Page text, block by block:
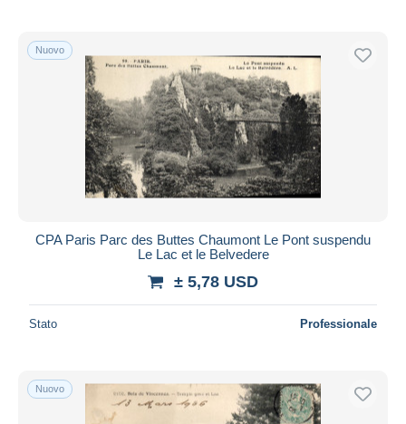
Nuovo
CPA Paris Parc des Buttes Chaumont Le Pont suspendu
Le Lac et le Belvedere
± 5,78 USD
Stato Professionale
Nuovo